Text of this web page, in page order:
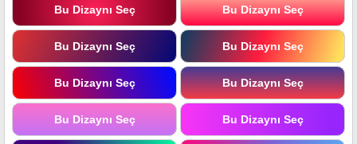
Bu Dizaynı Seç Bu Dizaynı Seç
Bu Dizaynı Seç Bu Dizaynı Seç
Bu Dizaynı Seç Bu Dizaynı Seç
Bu Dizaynı Seç Bu Dizaynı Seç